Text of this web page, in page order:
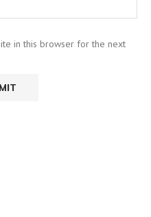
in this browser for the next